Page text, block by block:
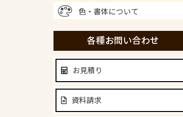
色・書体について
各種お問い合わせ
お見積り
資料請求